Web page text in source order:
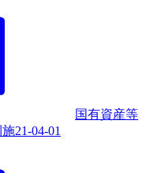
国有資産等
施21-04-01